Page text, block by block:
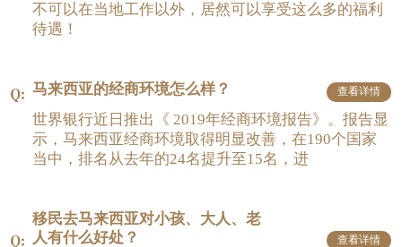
不可以在当地工作以外，居然可以享受这么多的福利
待遇！
马来西亚的经商环境怎么样？ 查看详情
世界银行近日推出《 2019年经商环境报告》。报告显
示，马来西亚经商环境取得明显改善，在190个国家
当中，排名从去年的24名提升至15名，进
移民去马来西亚对小孩、大人、老
人有什么好处？
查看详情